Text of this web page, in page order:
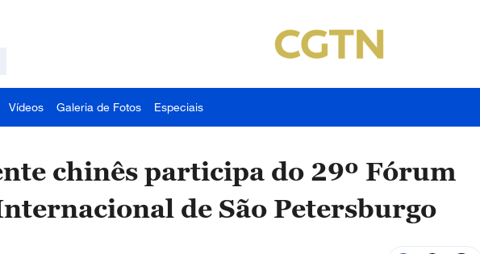
Vídeos Galeria de Fotos Especiais
chinês participa do 29º Fórum
de São Petersburgo